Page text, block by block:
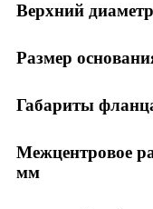
Верхний
Размер
Габариты
Межцентровое
мм